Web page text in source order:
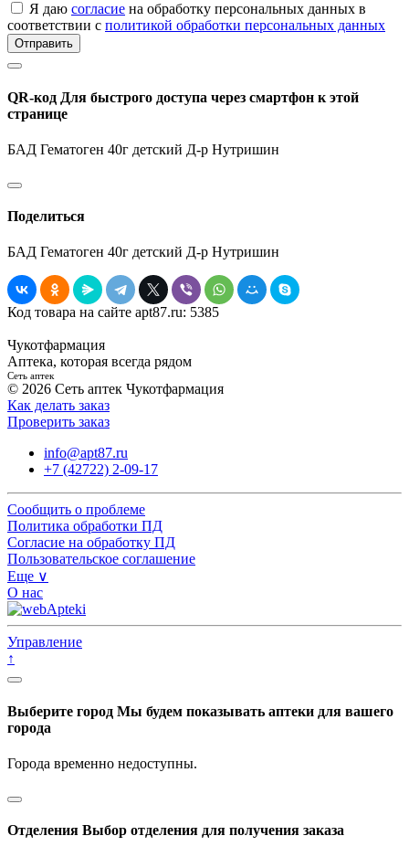
Я даю согласие на обработку персональных данных в
соответствии с политикой обработки персональных данных
Отправить
QR-код Для быстрого доступа через смартфон к этой
странице
БАД Гематоген 40г детский Д-р Нутришин
Поделиться
БАД Гематоген 40г детский Д-р Нутришин
Код товара на сайте apt87.ru: 5385
Чукотфармация
Аптека, которая всегда рядом
Сеть аптек
© 2026 Сеть аптек Чукотфармация
Как делать заказ
Проверить заказ
info@apt87.ru
+7 (42722) 2-09-17
Сообщить о проблеме
Политика обработки ПД
Согласие на обработку ПД
Пользовательское соглашение
Еще ∨
О нас
Управление
↑
Выберите город Мы будем показывать аптеки для вашего
города
Города временно недоступны.
Отделения Выбор отделения для получения заказа